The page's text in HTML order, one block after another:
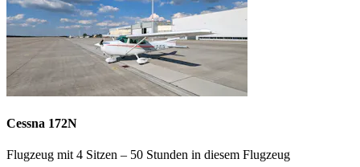
Cessna 172N
Flugzeug mit 4 Sitzen – 50 Stunden in diesem Flugzeug